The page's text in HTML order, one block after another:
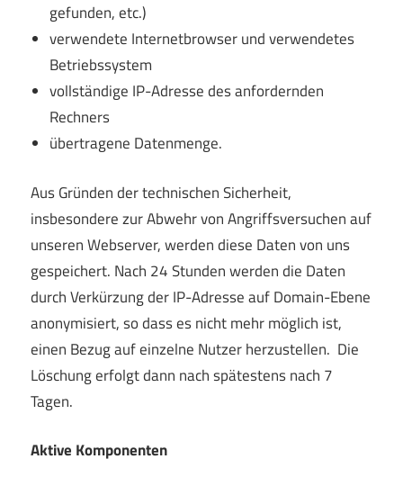
gefunden, etc.)
verwendete Internetbrowser und verwendetes
Betriebssystem
vollständige IP-Adresse des anfordernden
Rechners
übertragene Datenmenge.
Aus Gründen der technischen Sicherheit,
insbesondere zur Abwehr von Angriffsversuchen auf
unseren Webserver, werden diese Daten von uns
gespeichert. Nach 24 Stunden werden die Daten
durch Verkürzung der IP-Adresse auf Domain-Ebene
anonymisiert, so dass es nicht mehr möglich ist,
einen Bezug auf einzelne Nutzer herzustellen. Die
Löschung erfolgt dann nach spätestens nach 7
Tagen.
Aktive Komponenten